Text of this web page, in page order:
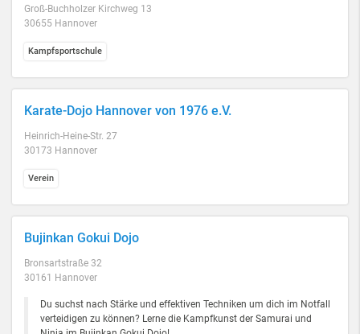
Groß-Buchholzer Kirchweg 13
30655 Hannover
Kampfsportschule
Karate-Dojo Hannover von 1976 e.V.
Heinrich-Heine-Str. 27
30173 Hannover
Verein
Bujinkan Gokui Dojo
Bronsartstraße 32
30161 Hannover
Du suchst nach Stärke und effektiven Techniken um dich im Notfall
verteidigen zu können? Lerne die Kampfkunst der Samurai und